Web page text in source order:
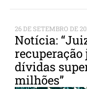
26 DE SETEMBRO DE
Notícia:
dívidas
milhões”